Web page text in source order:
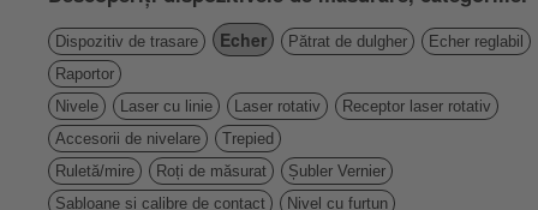
Dispozitiv de trasare Echer Pătrat de dulgher
Echer reglabil
Raportor
Nivele
Laser cu linie Laser rotativ
Receptor laser rotativ
Accesorii de nivelare
Trepied
Ruletă/mire
Roți de măsurat
Șubler Vernier
Șabloane și calibre de contact
Nivel cu furtun